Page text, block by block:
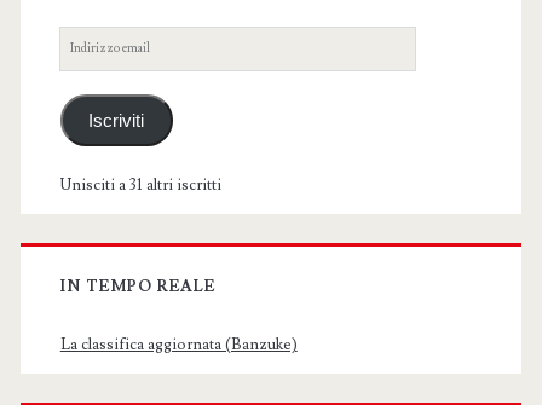
Indirizzo
email
Iscriviti
Unisciti a 31 altri iscritti
IN TEMPO REALE
La classifica aggiornata (Banzuke)